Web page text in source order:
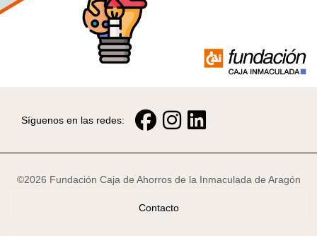
Síguenos en las redes:
©2026 Fundación Caja de Ahorros de la Inmaculada de Aragón
Contacto